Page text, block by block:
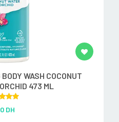
WASH COCONUT
473 ML
of 5
DH